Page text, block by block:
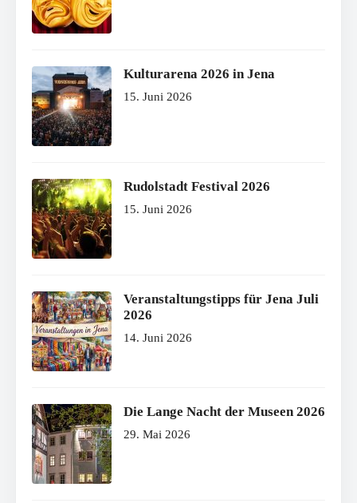
Kulturarena 2026 in Jena
15. Juni 2026
Rudolstadt Festival 2026
15. Juni 2026
Veranstaltungstipps für Jena Juli
2026
14. Juni 2026
Die Lange Nacht der Museen 2026
29. Mai 2026